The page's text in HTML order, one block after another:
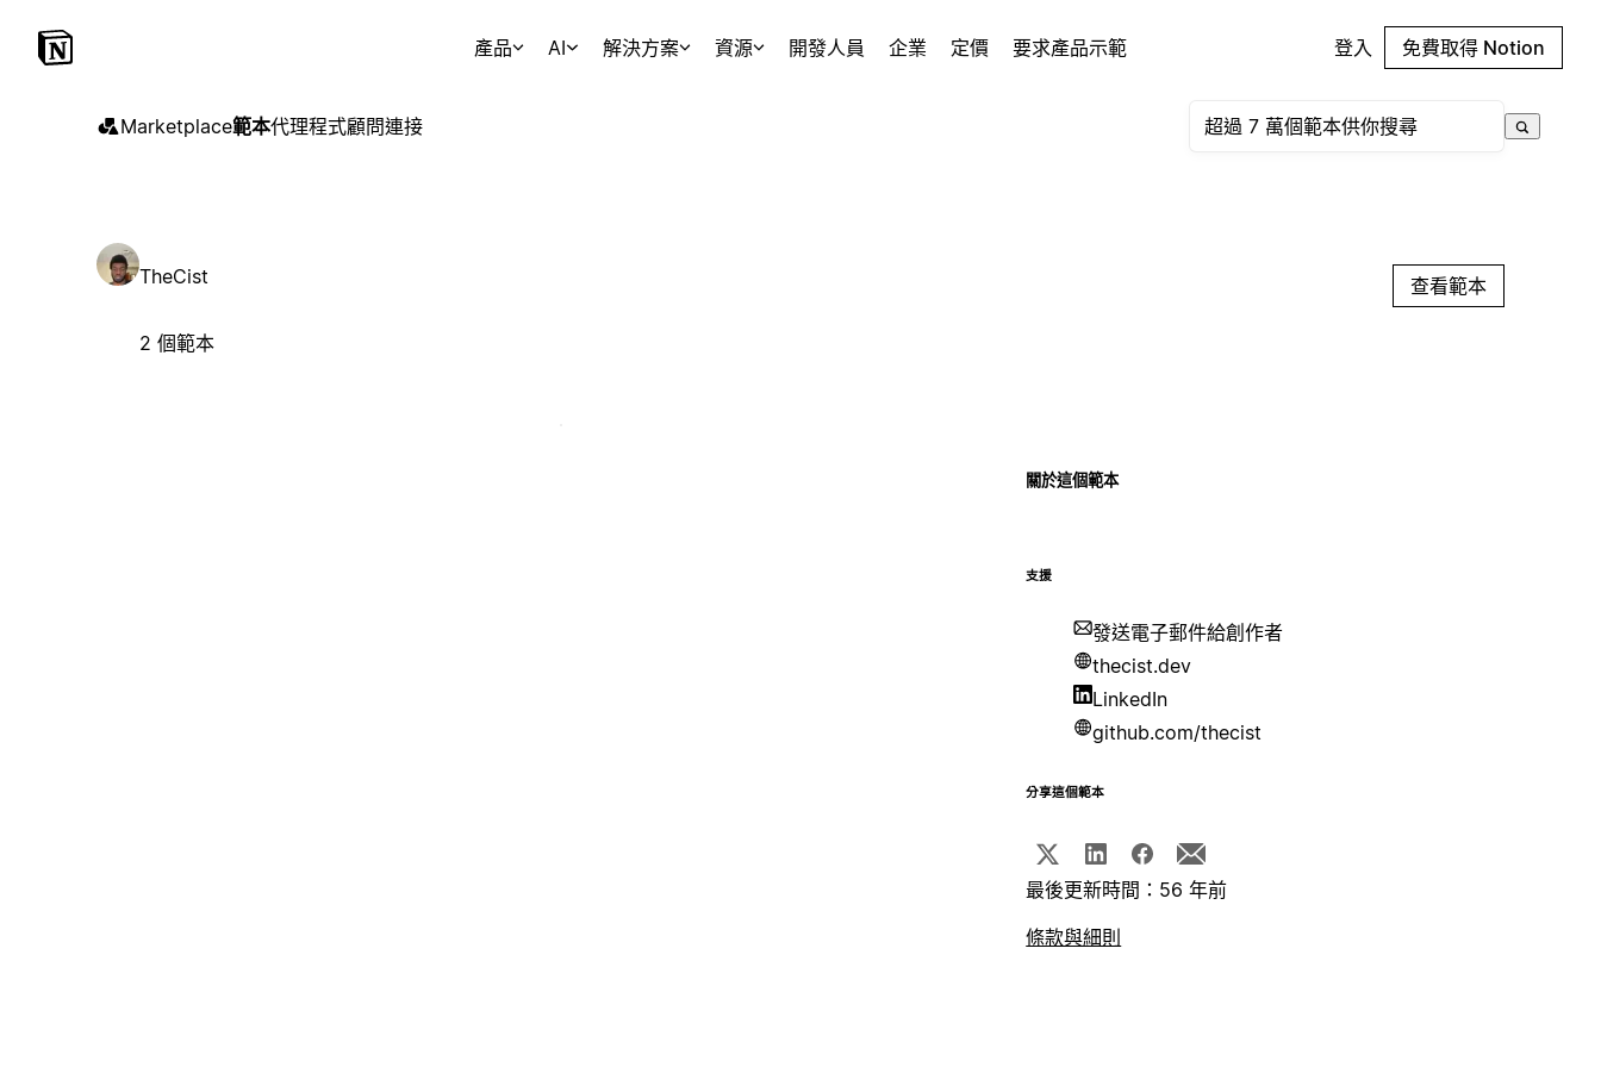
產品 AI 解決方案 資源 開發人員 企業 定價 要求產品示範 登入 免費取得 Notion
Marketplace範本代理程式顧問連接
TheCist
2 個範本
查看範本
關於這個範本
支援
發送電子郵件給創作者
thecist.dev
LinkedIn
github.com/thecist
分享這個範本
最後更新時間：56 年前
條款與細則